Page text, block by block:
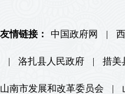
友情链接： 中国政府网 |
| 洛扎县人民政府 | 措美
山南市发展和改革委员会 |